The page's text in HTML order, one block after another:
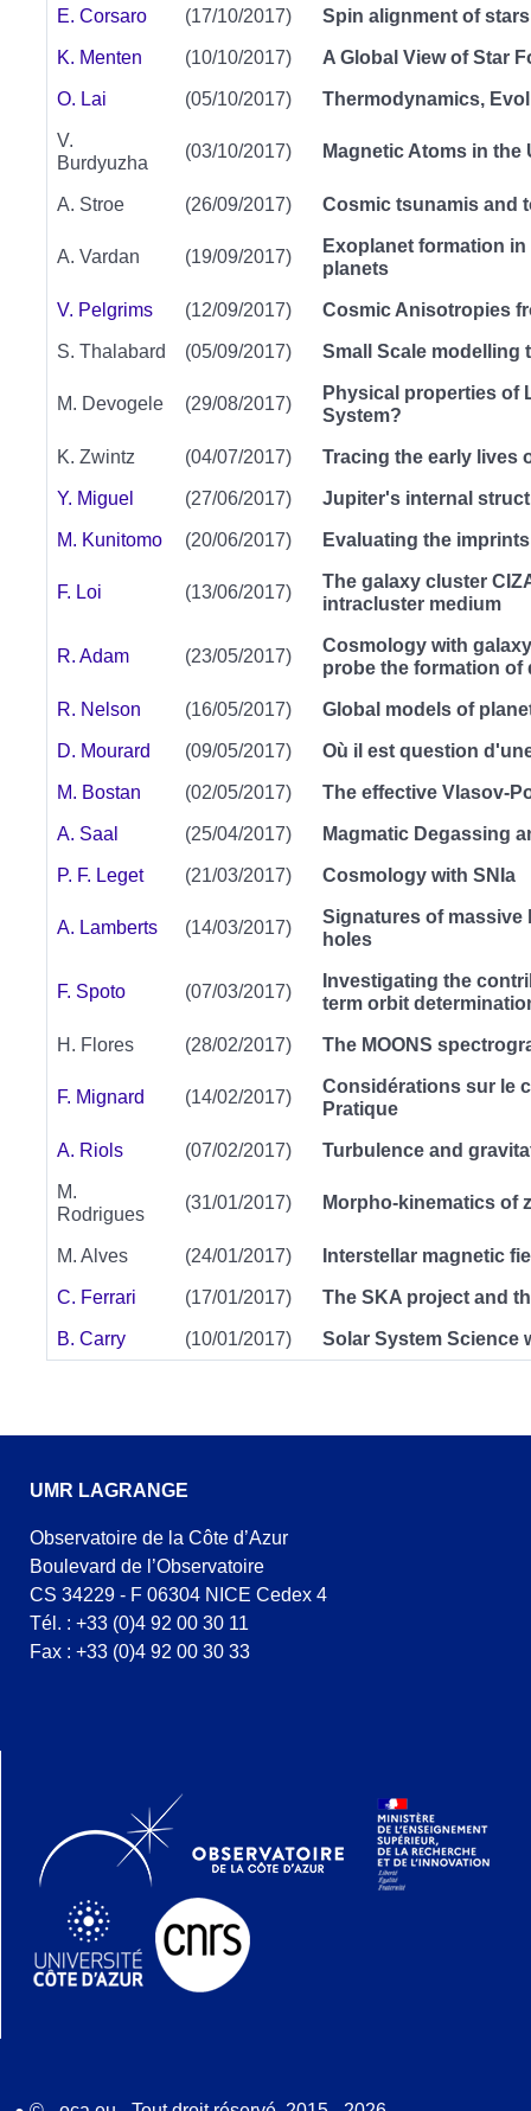
E. Corsaro (17/10/2017) Spin alignment of
K. Menten (10/10/2017) A Global View of Star
O. Lai (05/10/2017) Thermodynamics,
V.
Burdyuzha
(03/10/2017) Magnetic Atoms in the
A. Stroe (26/09/2017) Cosmic tsunamis and
A. Vardan (19/09/2017)
Exoplanet formation
planets
V. Pelgrims (12/09/2017) Cosmic Anisotropies
S. Thalabard (05/09/2017) Small Scale modelling
M. Devogele (29/08/2017)
Physical properties of
System?
K. Zwintz (04/07/2017) Tracing the early lives
Y. Miguel (27/06/2017) Jupiter's internal
M. Kunitomo (20/06/2017) Evaluating the
F. Loi (13/06/2017)
The galaxy cluster
intracluster medium
R. Adam (23/05/2017)
Cosmology with
probe the formation of
R. Nelson (16/05/2017) Global models of
D. Mourard (09/05/2017) Où il est question
M. Bostan (02/05/2017) The effective Vlasov-
A. Saal (25/04/2017) Magmatic Degassing
P. F. Leget (21/03/2017) Cosmology with SNIa
A. Lamberts (14/03/2017)
Signatures of
holes
F. Spoto (07/03/2017)
Investigating the
term orbit
H. Flores (28/02/2017) The MOONS
F. Mignard (14/02/2017)
Considérations sur le
Pratique
A. Riols (07/02/2017) Turbulence and
M.
Rodrigues
(31/01/2017) Morpho-kinematics of
M. Alves (24/01/2017) Interstellar magnetic
C. Ferrari (17/01/2017) The SKA project and
B. Carry (10/01/2017) Solar System Science
UMR LAGRANGE
Observatoire de la Côte d’Azur
Boulevard de l’Observatoire
CS 34229 - F 06304 NICE Cedex 4
Tél. : +33 (0)4 92 00 30 11
Fax : +33 (0)4 92 00 30 33